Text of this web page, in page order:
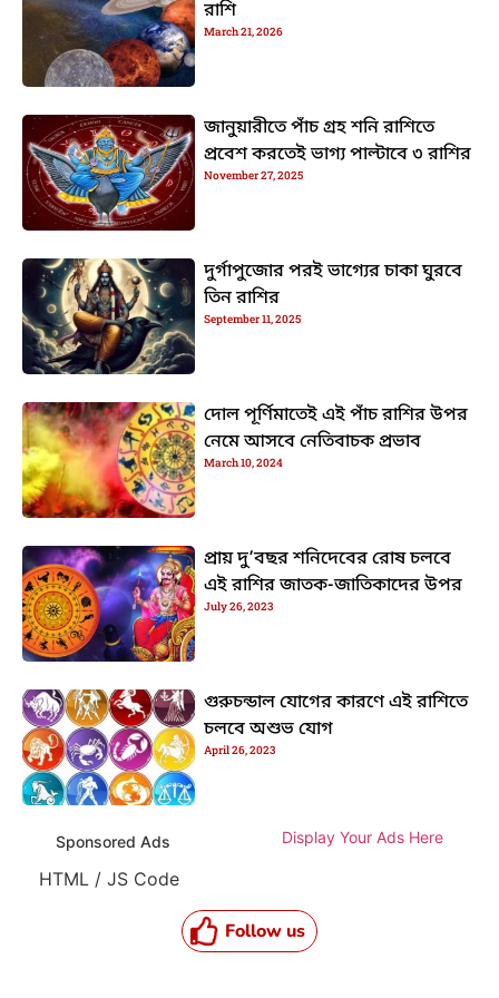
রাশি
March 21, 2026
জানুয়ারীতে পাঁচ গ্রহ শনি রাশিতে
প্রবেশ করতেই ভাগ্য পাল্টাবে ৩ রাশির
November 27, 2025
দুর্গাপুজোর পরই ভাগ্যের চাকা ঘুরবে
তিন রাশির
September 11, 2025
দোল পূর্ণিমাতেই এই পাঁচ রাশির উপর
নেমে আসবে নেতিবাচক প্রভাব
March 10, 2024
প্রায় দু’বছর শনিদেবের রোষ চলবে
এই রাশির জাতক-জাতিকাদের উপর
July 26, 2023
গুরুচন্ডাল যোগের কারণে এই রাশিতে
চলবে অশুভ যোগ
April 26, 2023
Sponsored Ads Display Your Ads Here
HTML / JS Code
Follow us